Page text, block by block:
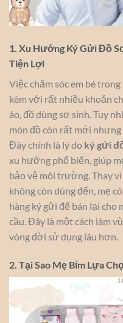
1. Xu Hướng Ký Gửi Đồ
Tiện Lợi
Việc chăm sóc em bé
kèm với rất nhiều khoản
áo, đồ dùng sơ sinh. Tuy
món đồ còn rất mới
Đây chính là lý do ký gửi
xu hướng phổ biến, giúp
bảo vệ môi trường. Thay
không còn dùng đến, mẹ
hàng ký gửi để bán lại cho
cầu. Đây là một cách làm
vòng đời sử dụng lâu hơn.
2. Tại Sao Mẹ Bỉm Lựa